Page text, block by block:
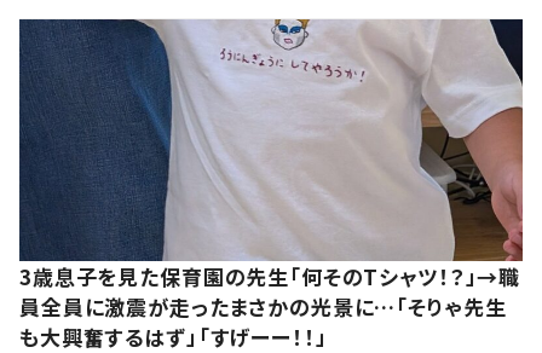
3歳息子を見た保育園の先生「何そのTシャツ！？」→職
員全員に激震が走ったまさかの光景に…「そりゃ先生
も大興奮するはず」「すげーー！！」